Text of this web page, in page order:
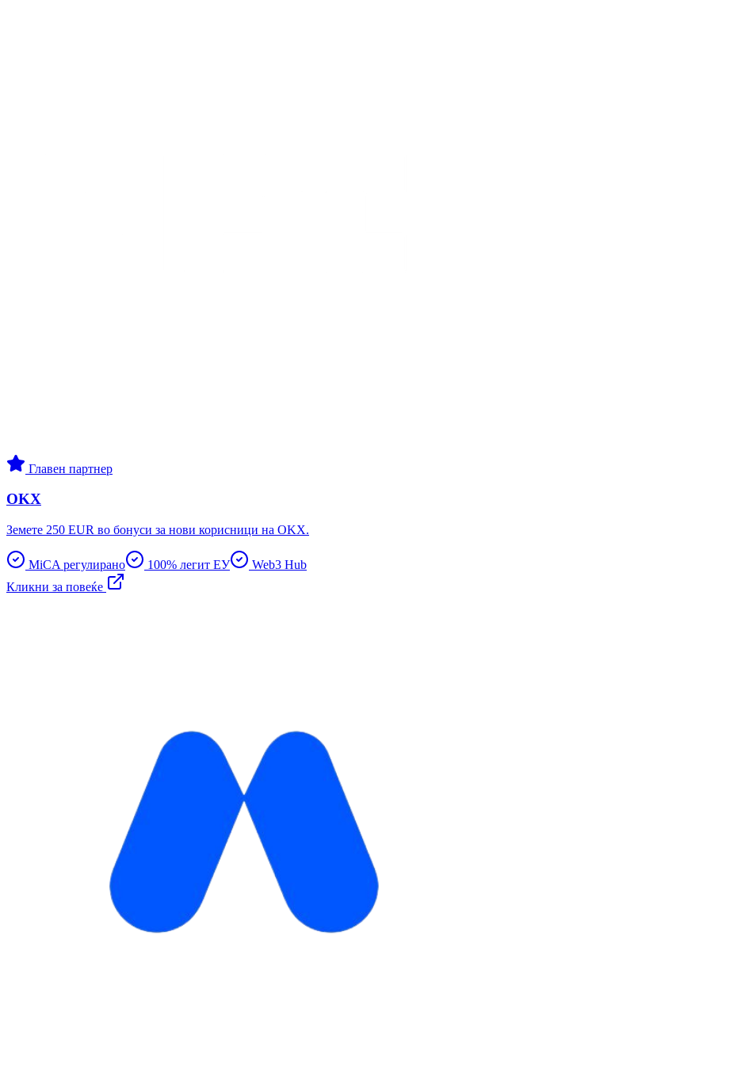
Главен партнер
OKX
Земете 250 EUR во бонуси за нови корисници на OKX.
MiCA регулирано 100% легит ЕУ
Web3 Hub
Кликни за повеќе